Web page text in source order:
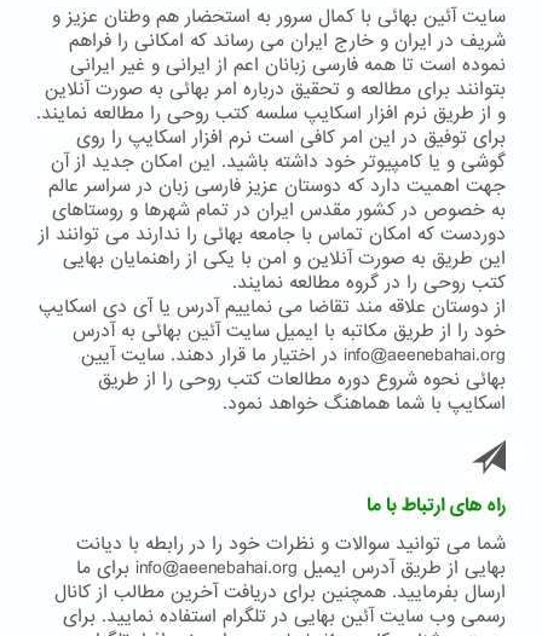
سایت آئین بهائی با کمال سرور به استحضار هم وطنان عزیز و
شریف در ایران و خارج ایران می رساند که امکانی را فراهم
نموده است تا همه فارسی زبانان اعم از ایرانی و غیر ایرانی
بتوانند برای مطالعه و تحقیق درباره امر بهائی به صورت آنلاین
و از طریق نرم افزار اسکایپ سلسه کتب روحی را مطالعه نمایند.
برای توفیق در این امر کافی است نرم افزار اسکایپ را روی
گوشی و یا کامپیوتر خود داشته باشید. این امکان جدید از آن
جهت اهمیت دارد که دوستان عزیز فارسی زبان در سراسر عالم
به خصوص در کشور مقدس ایران در تمام شهرها و روستاهای
دوردست که امکان تماس با جامعه بهائی را ندارند می توانند از
این طریق به صورت آنلاین و امن با یکی از راهنمایان بهایی
کتب روحی را در گروه مطالعه نمایند.
از دوستان علاقه مند تقاضا می نماییم آدرس یا آی دی اسکایپ
خود را از طریق مکاتبه با ایمیل سایت آئین بهائی به آدرس
info@aeenebahai.org در اختیار ما قرار دهند. سایت آیین
بهائی نحوه شروع دوره مطالعات کتب روحی را از طریق
اسکایپ با شما هماهنگ خواهد نمود.
راه های ارتباط با ما
شما می توانید سوالات و نظرات خود را در رابطه با دیانت
بهایی از طریق آدرس ایمیل info@aeenebahai.org برای ما
ارسال بفرمایید. همچنین برای دریافت آخرین مطالب از کانال
رسمی وب سایت آئین بهایی در تلگرام استفاده نمایید. برای